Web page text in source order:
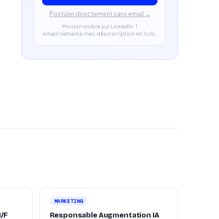
Postuler directement sans email →
Mission visible sur LinkedIn. 1
email/semaine max, désinscription en 1 clic.
F
MARKETING
Responsable Augmentation IA